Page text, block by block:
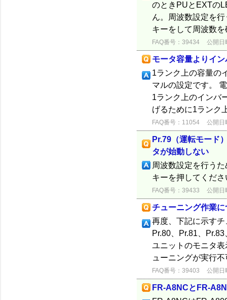
のときPUとEXTの
ん。周波数設定を
キーをして周波数
FAQ番号：39434 公開日
モータ容量よりイ
1ランク上の容量の
マルの設定です。
1ランク上のインバ
げるために1ランク
FAQ番号：11054 公開日
Pr.79（運転モード
タが始動しない
周波数設定を行う
キーを押してくだ
FAQ番号：39433 公開日
チューニング作業に
再度、下記に示す
Pr.80、Pr.81、
ユニットのモニタ
ューニングが実行
FAQ番号：39403 公開日
FR-A8NCとFR-